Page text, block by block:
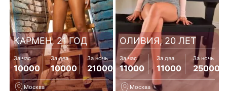
КАРМЕН, 21 ГОД
За час
10000
За два
10000
За ночь
21000
Москва
ОЛИВИЯ, 20 ЛЕТ
За час
11000
За два
11000
За ночь
25000
Москва